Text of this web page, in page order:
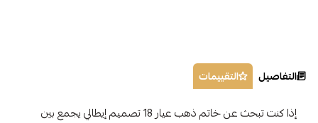
التفاصيل التقييمات
إذا كنت تبحث عن خاتم ذهب عيار 18 تصميم إيطالي يجمع بين